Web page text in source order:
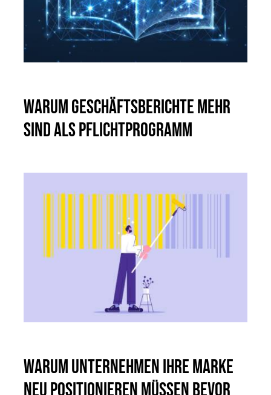
Warum Geschäftsberichte mehr
sind als Pflichtprogramm
Warum Unternehmen ihre Marke